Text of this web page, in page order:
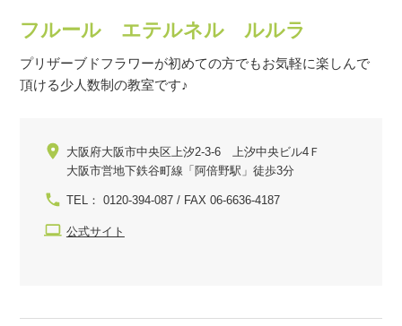
フルール エテルネル ルルラ
プリザーブドフラワーが初めての方でもお気軽に楽しんで
頂ける少人数制の教室です♪
大阪府大阪市中央区上汐2-3-6 上汐中央ビル4Ｆ
大阪市営地下鉄谷町線「阿倍野駅」徒歩3分
TEL： 0120-394-087 / FAX 06-6636-4187
公式サイト